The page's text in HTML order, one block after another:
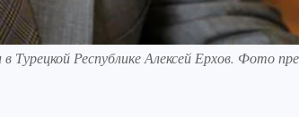
Турецкой Республике Алексей Ерхов. Фото